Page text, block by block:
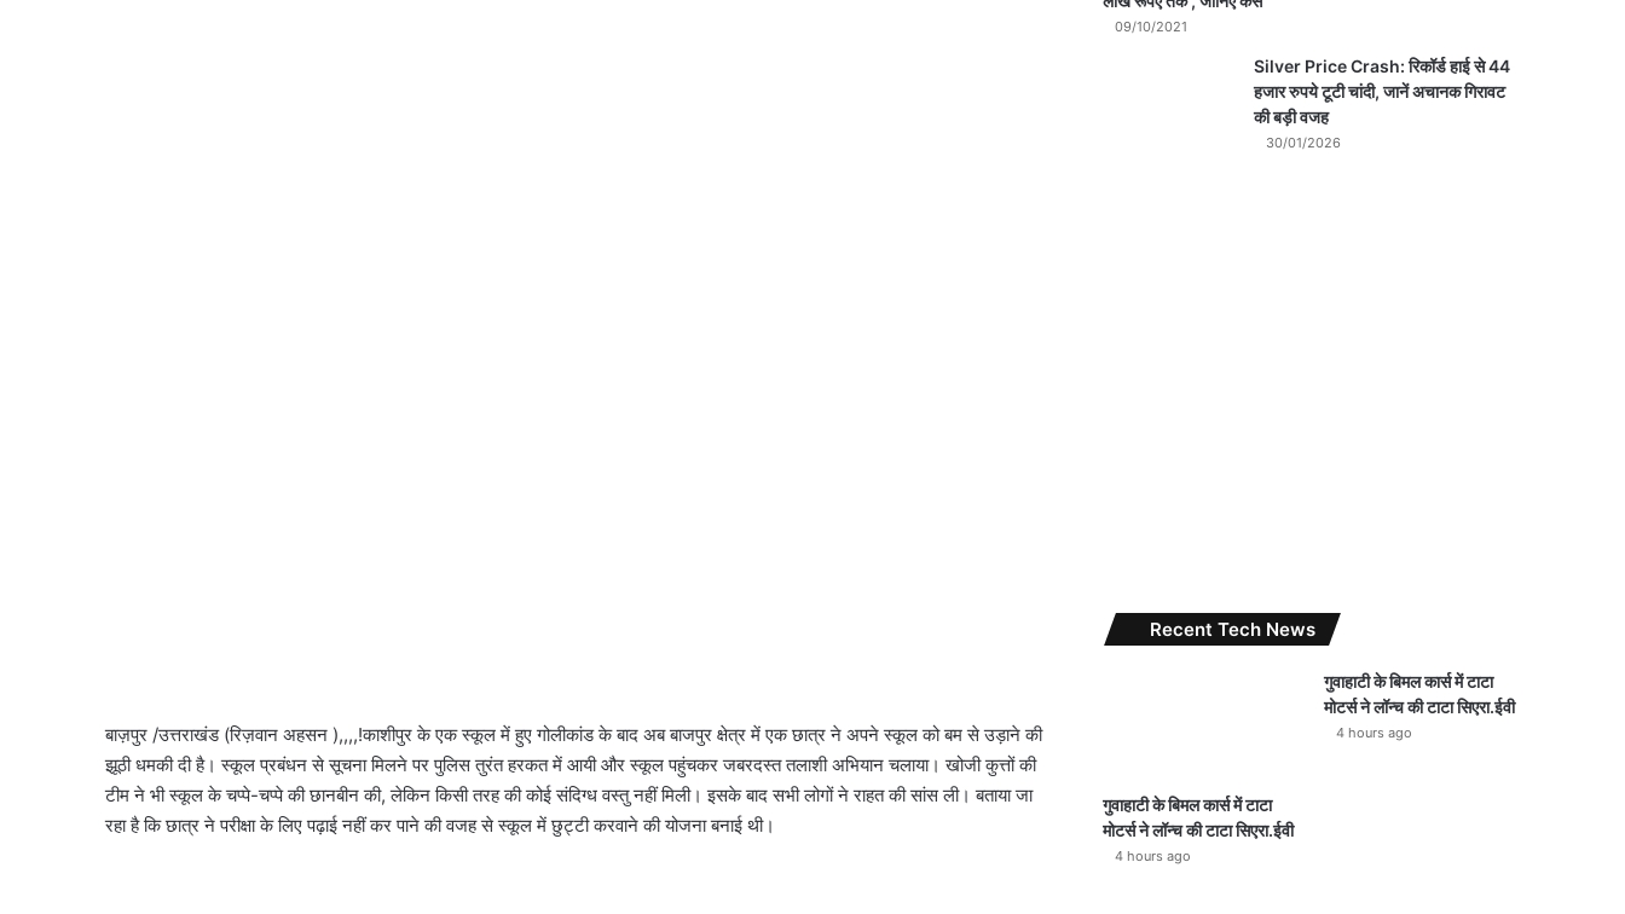
बाज़पुर /उत्तराखंड (रिज़वान अहसन ),,,,!काशीपुर के एक स्कूल में हुए गोलीकांड के बाद अब बाजपुर क्षेत्र में एक छात्र ने अपने स्कूल को बम से उड़ाने की
झूठी धमकी दी है। स्कूल प्रबंधन से सूचना मिलने पर पुलिस तुरंत हरकत में आयी और स्कूल पहुंचकर जबरदस्त तलाशी अभियान चलाया। खोजी कुत्तों की
टीम ने भी स्कूल के चप्पे-चप्पे की छानबीन की, लेकिन किसी तरह की कोई संदिग्ध वस्तु नहीं मिली। इसके बाद सभी लोगों ने राहत की सांस ली। बताया जा
रहा है कि छात्र ने परीक्षा के लिए पढ़ाई नहीं कर पाने की वजह से स्कूल में छुट्टी करवाने की योजना बनाई थी।
09/10/2021
Silver Price Crash: रिकॉर्ड हाई से 44
हजार रुपये टूटी चांदी, जानें अचानक गिरावट
की बड़ी वजह
30/01/2026
Recent Tech News
गुवाहाटी के बिमल कार्स में टाटा
मोटर्स ने लॉन्च की टाटा सिएरा.ईवी
4 hours ago
गुवाहाटी के बिमल कार्स में टाटा
मोटर्स ने लॉन्च की टाटा सिएरा.ईवी
4 hours ago